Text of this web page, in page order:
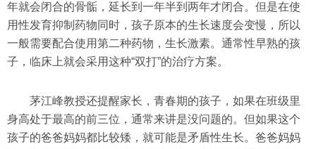
年就会闭合的骨骺，延长到一年半到两年才闭合。但是在使
用性发育抑制药物同时，孩子原本的生长速度会变慢，所以
一般需要配合使用第二种药物，生长激素。通常性早熟的孩
子，临床上就会采用这种“双打”的治疗方案。
茅江峰教授还提醒家长，青春期的孩子，如果在班级里
身高处于最高的前三位，通常来讲是没问题的。但如果这个
孩子的爸爸妈妈都比较矮，就可能是矛盾性生长。爸爸妈妈